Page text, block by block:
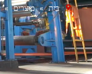
בַּיִת » מוצרים »